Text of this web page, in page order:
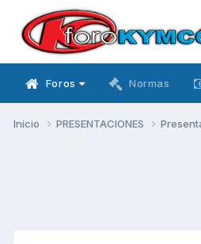
Foros Normas
Inicio PRESENTACIONES